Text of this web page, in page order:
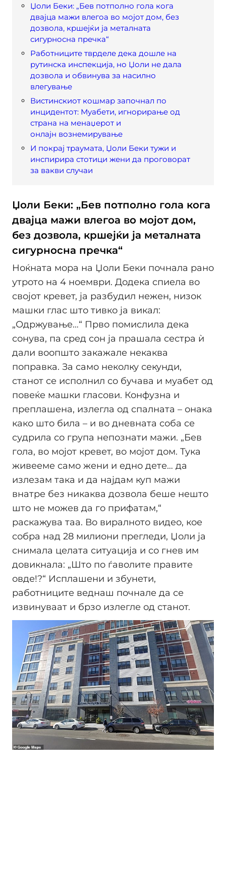
Џоли Беки: „Бев потполно гола кога
двајца мажи влегоа во мојот дом, без
дозвола, кршејќи ја металната
сигурносна пречка“
Работниците тврделе дека дошле на
рутинска инспекција, но Џоли не дала
дозвола и обвинува за насилно
влегување
Вистинскиот кошмар започнал по
инцидентот: Муабети, игнорирање од
страна на менаџерот и
онлајн вознемирување
И покрај траумата, Џоли Беки тужи и
инспирира стотици жени да проговорат
за вакви случаи
Џоли Беки: „Бев потполно гола кога
двајца мажи влегоа во мојот дом,
без дозвола, кршејќи ја металната
сигурносна пречка“
Ноќната мора на Џоли Беки почнала рано
утрото на 4 ноември. Додека спиела во
својот кревет, ја разбудил нежен, низок
машки глас што тивко ја викал:
„Одржување…“ Прво помислила дека
сонува, па сред сон ја прашала сестра ѝ
дали воопшто закажале некаква
поправка. За само неколку секунди,
станот се исполнил со бучава и муабет од
повеќе машки гласови. Конфузна и
преплашена, излегла од спалната – онака
како што била – и во дневната соба се
судрила со група непознати мажи. „Бев
гола, во мојот кревет, во мојот дом. Тука
живееме само жени и едно дете… да
излезам така и да најдам куп мажи
внатре без никаква дозвола беше нешто
што не можев да го прифатам,“
раскажува таа. Во виралното видео, кое
собра над 28 милиони прегледи, Џоли ја
снимала целата ситуација и со гнев им
довикнала: „Што по ѓаволите правите
овде!?“ Исплашени и збунети,
работниците веднаш почнале да се
извинуваат и брзо излегле од станот.